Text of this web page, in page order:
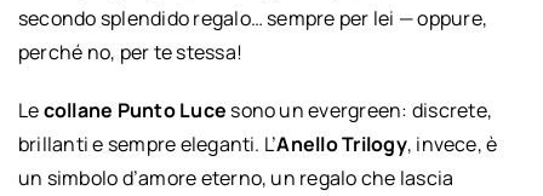
secondo splendido regalo… sempre per lei — oppure,
perché no, per te stessa!
Lecollane Punto Luce sono un evergreen: discrete,
brillanti e sempre eleganti. L’Anello Trilogy, invece, è
un simbolo d’amore eterno, un regalo che lascia